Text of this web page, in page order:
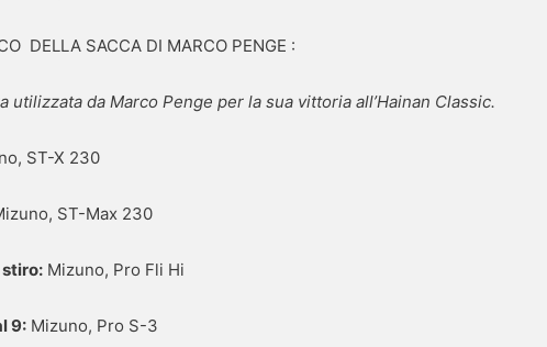
DELLA SACCA DI MARCO PENGE :
utilizzata da Marco Penge per la sua vittoria all’Hainan Classic.
ST-X 230
ST-Max 230
stiro: Mizuno, Pro Fli Hi
9: Mizuno, Pro S-3